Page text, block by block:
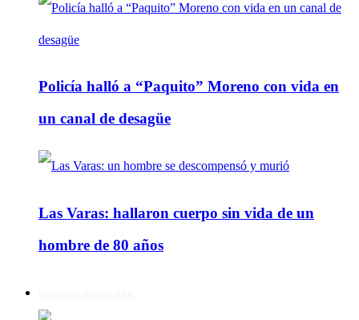
Policía halló a “Paquito” Moreno con vida en
un canal de desagüe
Las Varas: hallaron cuerpo sin vida de un
hombre de 80 años